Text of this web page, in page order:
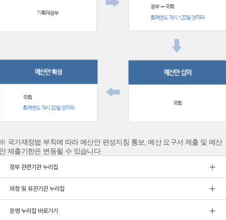
국가재정법 부칙에 따라 예산안 편성지침 통보, 예산 요구서 제출 및 예산
제출기한은 변동될 수 있습니다.
정부 관련기관 누리집
외청 및 유관기관 누리집
운영 누리집 바로가기